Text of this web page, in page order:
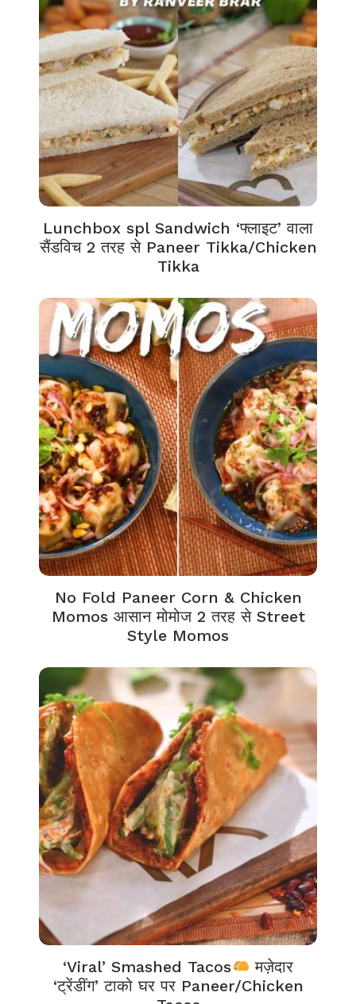
Lunchbox spl Sandwich ‘फ्लाइट’ वाला
सैंडविच 2 तरह से Paneer Tikka/Chicken
Tikka
No Fold Paneer Corn & Chicken
Momos आसान मोमोज 2 तरह से Street
Style Momos
‘Viral’ Smashed Tacos
मज़ेदार
‘ट्रेंडींग’ टाको घर पर Paneer/Chicken